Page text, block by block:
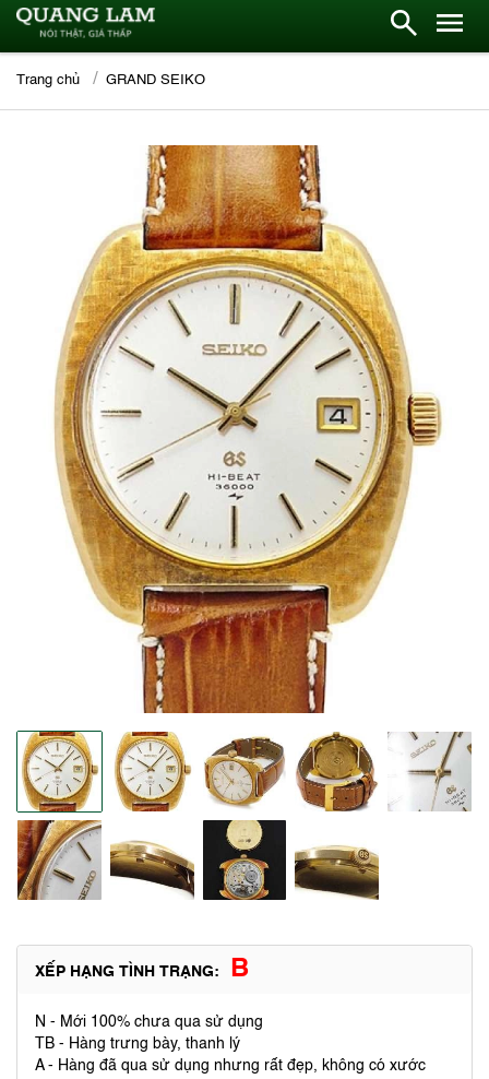
Trang chủ GRAND SEIKO
XẾP HẠNG TÌNH TRẠNG: B
N - Mới 100% chưa qua sử dụng
TB - Hàng trưng bày, thanh lý
A - Hàng đã qua sử dụng nhưng rất đẹp, không có xước